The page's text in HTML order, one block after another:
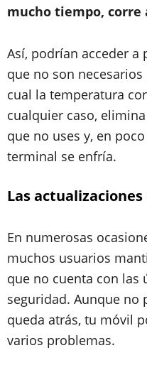
mucho tiempo, corre
Así, podrían acceder a
que no son
cual la temperatura
cualquier caso,
que no uses y, en
terminal se enfría.
Las
En numerosas
muchos usuarios
que no cuenta con las
seguridad. Aunque no
queda atrás, tu móvil
varios problemas.